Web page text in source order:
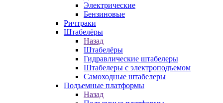
Электрические
Бензиновые
Ричтраки
Штабелёры
Назад
Штабелёры
Гидравлические штабелеры
Штабелеры с электроподъемом
Самоходные штабелеры
Подъемные платформы
Назад